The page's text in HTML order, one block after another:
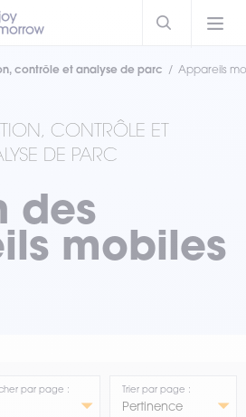
contrôle et analyse de parc Appareils
CONTRÔLE ET
DE PARC
des
mobiles
par page : Trier par page :